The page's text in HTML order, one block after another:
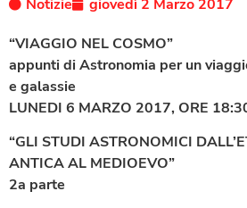
Notizie
giovedì 2 Marzo 2017
“VIAGGIO NEL COSMO”
appunti di Astronomia per un
e galassie
LUNEDI 6 MARZO 2017, ORE
“GLI STUDI ASTRONOMICI
ANTICA AL MEDIOEVO”
2a parte